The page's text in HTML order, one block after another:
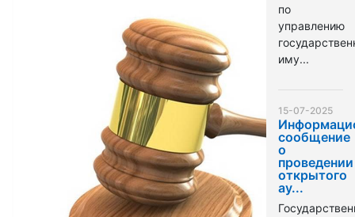
по
управлению
иму...
15-07-2025
сообщение
о
проведении
открытого
ау...